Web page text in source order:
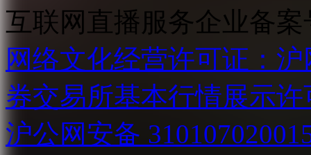
互联网直播服务企业备案
网络文化经营许可证：
券交易所基本行情展示许
沪公网安备